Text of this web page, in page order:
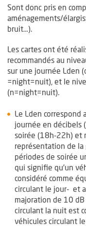
Sont donc pris en
aménagements/
bruit…).
Les cartes ont été
recommandés au
sur une journée Lden
=night=nuit), et le
(n=night=nuit).
Le Lden correspond
journée en décibels
soirée (18h-22h) et
représentation de
périodes de soirée
qui signifie qu’un
considéré comme
circulant le jour- et
majoration de 10
circulant la nuit est
véhicules circulant